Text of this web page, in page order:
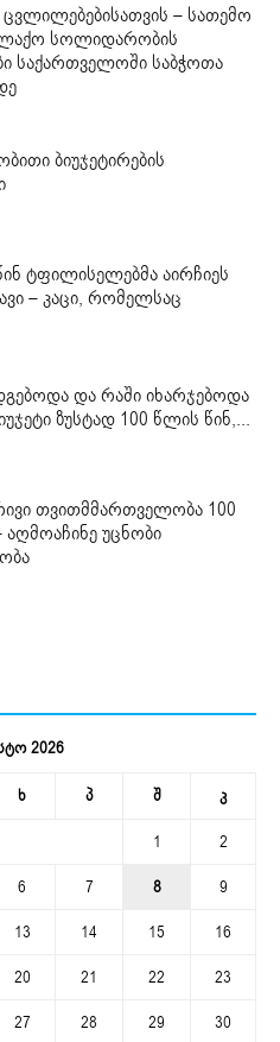
ცვლილებებისათვის – სათემო
სოლიდარობის
საქართველოში საბჭოთა
ბიუჯეტირების
ტფილისელებმა აირჩიეს
– კაცი, რომელსაც
და რაში იხარჯებოდა
ზუსტად 100 წლის წინ,...
თვითმმართველობა 100
უცნობი
2026
ხ პ შ კ
1
2
6 7 8
9
13 14 15
16
20 21 22
23
27 28 29
30